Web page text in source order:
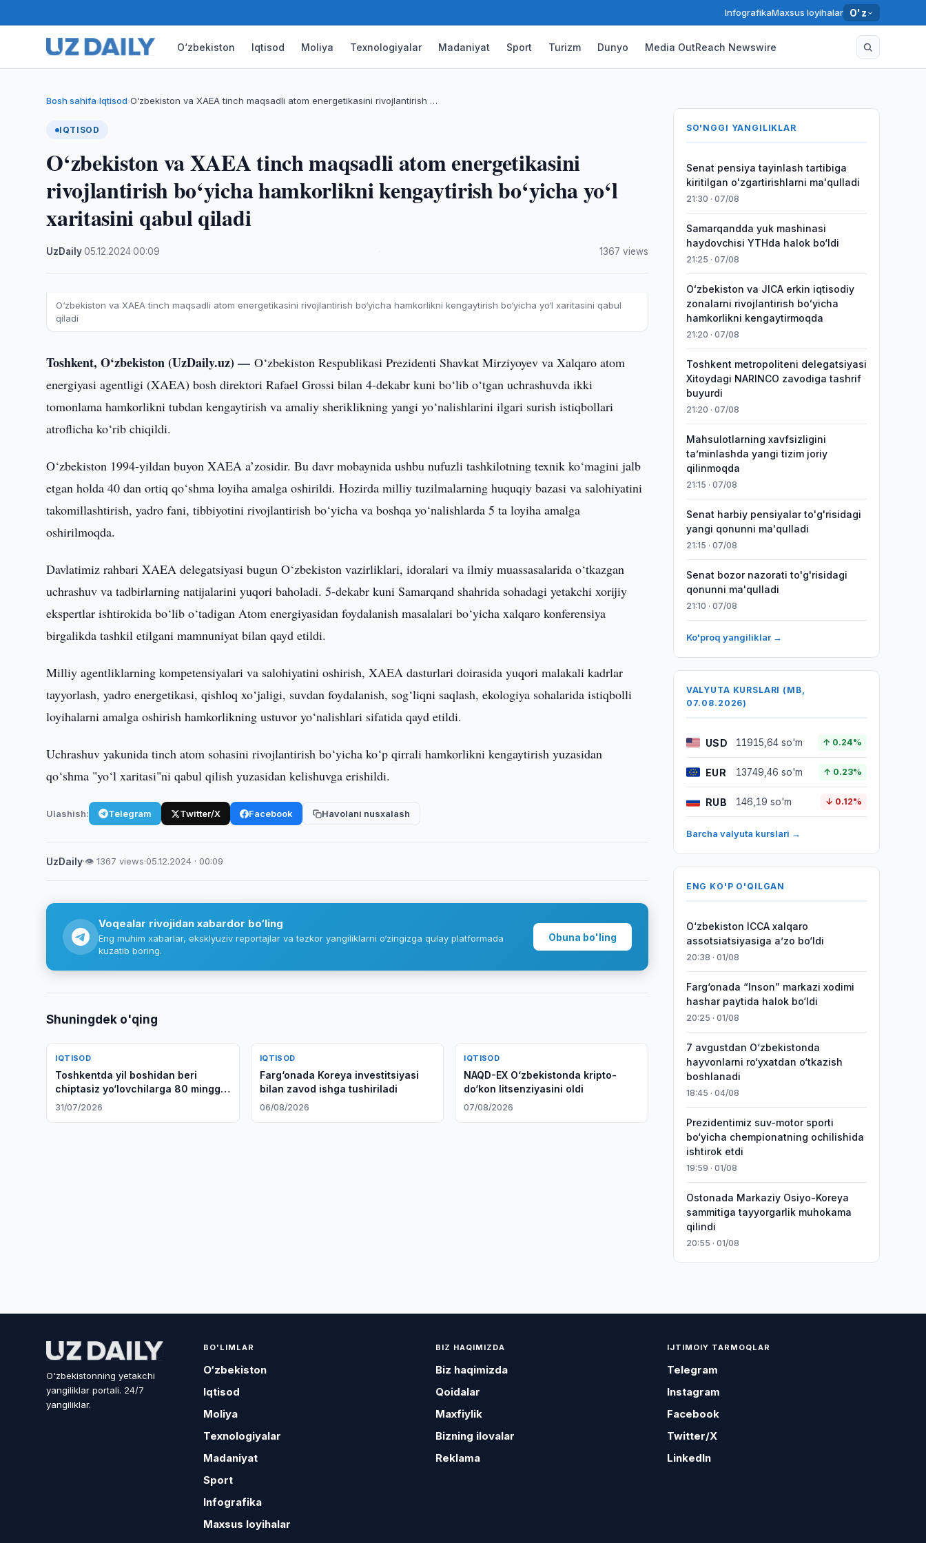
InfografikaMaxsus loyihalar O'z
O‘zbekiston Iqtisod Moliya Texnologiyalar Madaniyat Sport Turizm Dunyo Media OutReach Newswire
Bosh sahifa›Iqtisod›O‘zbekiston va XAEA tinch maqsadli atom energetikasini rivojlantirish …
IQTISOD
O‘zbekiston va XAEA tinch maqsadli atom energetikasini
rivojlantirish bo‘yicha hamkorlikni kengaytirish bo‘yicha yo‘l
xaritasini qabul qiladi
UzDaily·05.12.2024·00:09 1367 views
O‘zbekiston va XAEA tinch maqsadli atom energetikasini rivojlantirish bo‘yicha hamkorlikni kengaytirish bo‘yicha yo‘l xaritasini qabul
qiladi
Toshkent, O‘zbekiston (UzDaily.uz) —O‘zbekiston Respublikasi Prezidenti Shavkat Mirziyoyev va Xalqaro atom
energiyasi agentligi (XAEA) bosh direktori Rafael Grossi bilan 4-dekabr kuni bo‘lib o‘tgan uchrashuvda ikki
tomonlama hamkorlikni tubdan kengaytirish va amaliy sheriklikning yangi yo‘nalishlarini ilgari surish istiqbollari
atroflicha ko‘rib chiqildi.
O‘zbekiston 1994-yildan buyon XAEA a’zosidir. Bu davr mobaynida ushbu nufuzli tashkilotning texnik ko‘magini jalb
etgan holda 40 dan ortiq qo‘shma loyiha amalga oshirildi. Hozirda milliy tuzilmalarning huquqiy bazasi va salohiyatini
takomillashtirish, yadro fani, tibbiyotini rivojlantirish bo‘yicha va boshqa yo‘nalishlarda 5 ta loyiha amalga
oshirilmoqda.
Davlatimiz rahbari XAEA delegatsiyasi bugun O‘zbekiston vazirliklari, idoralari va ilmiy muassasalarida o‘tkazgan
uchrashuv va tadbirlarning natijalarini yuqori baholadi. 5-dekabr kuni Samarqand shahrida sohadagi yetakchi xorijiy
ekspertlar ishtirokida bo‘lib o‘tadigan Atom energiyasidan foydalanish masalalari bo‘yicha xalqaro konferensiya
birgalikda tashkil etilgani mamnuniyat bilan qayd etildi.
Milliy agentliklarning kompetensiyalari va salohiyatini oshirish, XAEA dasturlari doirasida yuqori malakali kadrlar
tayyorlash, yadro energetikasi, qishloq xo‘jaligi, suvdan foydalanish, sog‘liqni saqlash, ekologiya sohalarida istiqbolli
loyihalarni amalga oshirish hamkorlikning ustuvor yo‘nalishlari sifatida qayd etildi.
Uchrashuv yakunida tinch atom sohasini rivojlantirish bo‘yicha ko‘p qirrali hamkorlikni kengaytirish yuzasidan
qo‘shma "yo‘l xaritasi"ni qabul qilish yuzasidan kelishuvga erishildi.
Ulashish: Telegram Twitter/X Facebook Havolani nusxalash
UzDaily·👁 1367 views·05.12.2024 · 00:09
Voqealar rivojidan xabardor bo‘ling
Eng muhim xabarlar, eksklyuziv reportajlar va tezkor yangiliklarni o‘zingizga qulay platformada
kuzatib boring.
Obuna bo'ling
Shuningdek o'qing
IQTISOD
Toshkentda yil boshidan beri
chiptasiz yo‘lovchilarga 80 mingga
yaqin jarima solindi
31/07/2026
IQTISOD
Farg‘onada Koreya investitsiyasi
bilan zavod ishga tushiriladi
06/08/2026
IQTISOD
NAQD-EX O‘zbekistonda kripto-
do‘kon litsenziyasini oldi
07/08/2026
SO'NGGI YANGILIKLAR
Senat pensiya tayinlash tartibiga
kiritilgan o'zgartirishlarni ma'qulladi
21:30 · 07/08
Samarqandda yuk mashinasi
haydovchisi YTHda halok bo‘ldi
21:25 · 07/08
Oʻzbekiston va JICA erkin iqtisodiy
zonalarni rivojlantirish boʻyicha
hamkorlikni kengaytirmoqda
21:20 · 07/08
Toshkent metropoliteni delegatsiyasi
Xitoydagi NARINCO zavodiga tashrif
buyurdi
21:20 · 07/08
Mahsulotlarning xavfsizligini
taʼminlashda yangi tizim joriy
qilinmoqda
21:15 · 07/08
Senat harbiy pensiyalar to'g'risidagi
yangi qonunni ma'qulladi
21:15 · 07/08
Senat bozor nazorati to'g'risidagi
qonunni ma'qulladi
21:10 · 07/08
Ko'proq yangiliklar →
VALYUTA KURSLARI (MB,
07.08.2026)
USD 11915,64 so'm ↑ 0.24%
EUR 13749,46 so'm ↑ 0.23%
RUB 146,19 so'm ↓ 0.12%
Barcha valyuta kurslari →
ENG KO'P O'QILGAN
O‘zbekiston ICCA xalqaro
assotsiatsiyasiga aʼzo bo‘ldi
20:38 · 01/08
Farg‘onada “Inson” markazi xodimi
hashar paytida halok bo‘ldi
20:25 · 01/08
7 avgustdan O‘zbekistonda
hayvonlarni ro‘yxatdan o‘tkazish
boshlanadi
18:45 · 04/08
Prezidentimiz suv-motor sporti
bo‘yicha chempionatning ochilishida
ishtirok etdi
19:59 · 01/08
Ostonada Markaziy Osiyo-Koreya
sammitiga tayyorgarlik muhokama
qilindi
20:55 · 01/08
O'zbekistonning yetakchi
yangiliklar portali. 24/7
yangiliklar.
BO'LIMLAR
O‘zbekiston
Iqtisod
Moliya
Texnologiyalar
Madaniyat
Sport
Infografika
Maxsus loyihalar
BIZ HAQIMIZDA
Biz haqimizda
Qoidalar
Maxfiylik
Bizning ilovalar
Reklama
IJTIMOIY TARMOQLAR
Telegram
Instagram
Facebook
Twitter/X
LinkedIn